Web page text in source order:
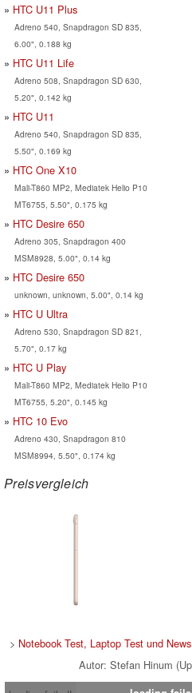
HTC U11 Plus
Adreno 540, Snapdragon SD 835,
6.00", 0.188 kg
HTC U11 Life
Adreno 508, Snapdragon SD 630,
5.20", 0.142 kg
HTC U11
Adreno 540, Snapdragon SD 835,
5.50", 0.169 kg
HTC One X10
Mali-T860 MP2, Mediatek Helio P10
MT6755, 5.50", 0.175 kg
HTC Desire 650
Adreno 305, Snapdragon 400
MSM8928, 5.00", 0.14 kg
HTC Desire 650
unknown, unknown, 5.00", 0.14 kg
HTC U Ultra
Adreno 530, Snapdragon SD 821,
5.70", 0.17 kg
HTC U Play
Mali-T860 MP2, Mediatek Helio P10
MT6755, 5.20", 0.145 kg
HTC 10 Evo
Adreno 430, Snapdragon 810
MSM8994, 5.50", 0.174 kg
Preisvergleich
> Notebook Test, Laptop Test und News
Autor: Stefan Hinum